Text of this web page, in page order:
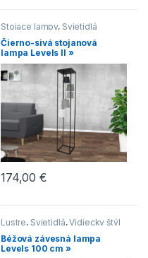
Stojace lampy, Svietidlá
Čierno-sivá stojanová
lampa Levels II »
174,00€
Lustre, Svietidlá,Vidiecky štýl
Béžová závesná lampa
Levels 100 cm »